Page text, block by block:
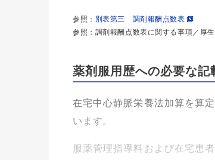
参照： 別表第三 調剤報酬点数表
参照：調剤報酬点数表に関する事項／厚
薬剤服用歴への必要な記
在宅中心静脈栄養法加算を算
います。
服薬管理指導料および在宅患